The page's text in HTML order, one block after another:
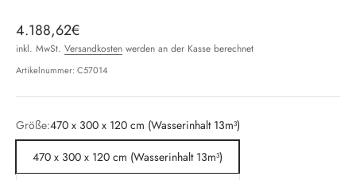
Angebot
4.188,62€
inkl. MwSt. Versandkosten werden an der Kasse berechnet
Artikelnummer: C57014
Größe:470 x 300 x 120 cm (Wasserinhalt 13m³)
470 x 300 x 120 cm (Wasserinhalt 13m³)